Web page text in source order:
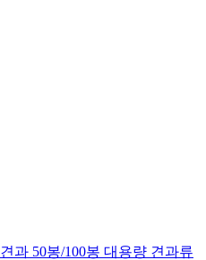
과 50봉/100봉 대용량 견과류